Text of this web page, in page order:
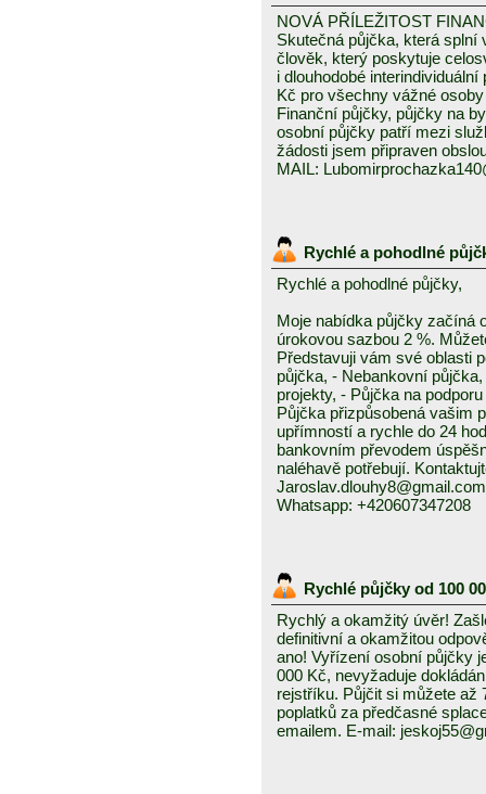
NOVÁ PŘÍLEŽITOST
Skutečná půjčka, která
člověk, který poskytuje
i dlouhodobé
Kč pro všechny vážné
Finanční půjčky, půjčky na
osobní půjčky patří mezi
žádosti jsem připraven
MAIL:
Rychlé a pohodlné
Rychlé a pohodlné půjčky,
Moje nabídka půjčky začíná
úrokovou sazbou 2 %.
Představuji vám své oblasti
půjčka, - Nebankovní
projekty, - Půjčka na
Půjčka přizpůsobená vašim
upřímností a rychle do 24
bankovním převodem
naléhavě potřebují.
Jaroslav.dlouhy8@gmail.com
Whatsapp: +420607347208
Rychlé půjčky od 100
Rychlý a okamžitý úvěr!
definitivní a okamžitou
ano! Vyřízení osobní půjčky
000 Kč, nevyžaduje
rejstříku. Půjčit si můžete až
poplatků za předčasné
emailem. E-mail: